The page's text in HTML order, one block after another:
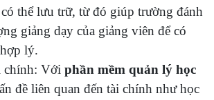
thể lưu trữ, từ đó giúp trường đánh
giảng dạy của giảng viên để có
lý.
chính: Với phần mềm quản lý học
đề liên quan đến tài chính như học